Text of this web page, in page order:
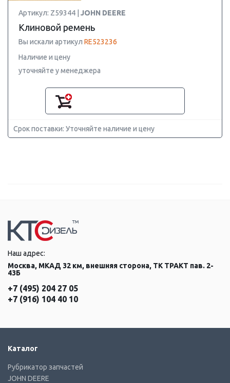
Артикул: Z59344 | JOHN DEERE
Клиновой ремень
Вы искали артикул RE523236
Наличие и цену
уточняйте у менеджера
Срок поставки: Уточняйте наличие и цену
Наш адрес:
Москва, МКАД 32 км, внешняя сторона, ТК ТРАКТ пав. 2-
43Б
+7 (495) 204 27 05
+7 (916) 104 40 10
Каталог
Рубрикатор запчастей
JOHN DEERE